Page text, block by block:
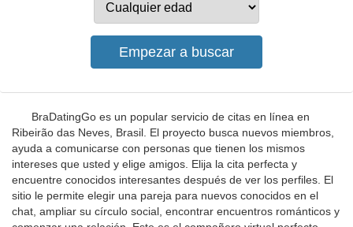
BraDatingGo es un popular servicio de citas en línea en
Ribeirão das Neves, Brasil. El proyecto busca nuevos miembros,
ayuda a comunicarse con personas que tienen los mismos
intereses que usted y elige amigos. Elija la cita perfecta y
encuentre conocidos interesantes después de ver los perfiles. El
sitio le permite elegir una pareja para nuevos conocidos en el
chat, ampliar su círculo social, encontrar encuentros románticos y